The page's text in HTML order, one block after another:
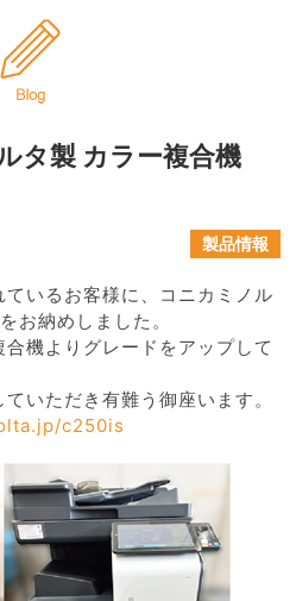
タ製 カラー複合機
製品情報
いるお客様に、コニカミノル
お納めしました。
機よりグレードをアップして
いただき有難う御座います。
c250is